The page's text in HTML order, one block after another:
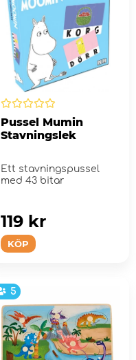
Pussel Mumin
Stavningslek
Ett stavningspussel
med 43 bitar
KÖP
119 kr
5